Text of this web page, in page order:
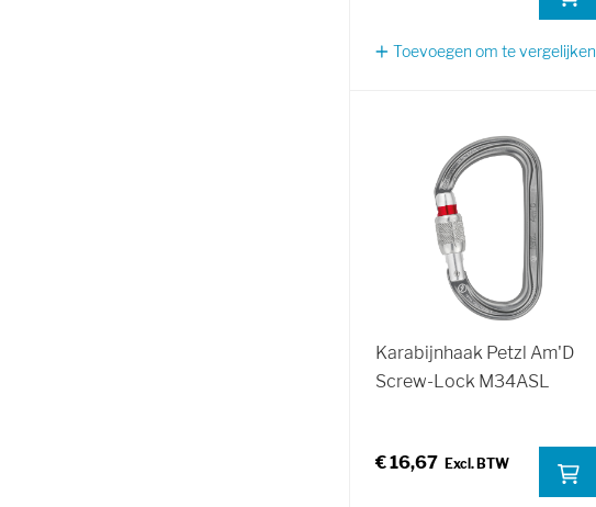
Toevoegen om te vergelijken
Karabijnhaak Petzl Am'D
Screw-Lock M34ASL
€ 16,67